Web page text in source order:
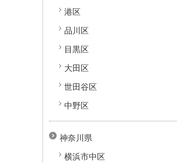
港区
品川区
目黒区
大田区
世田谷区
中野区
神奈川県
横浜市中区